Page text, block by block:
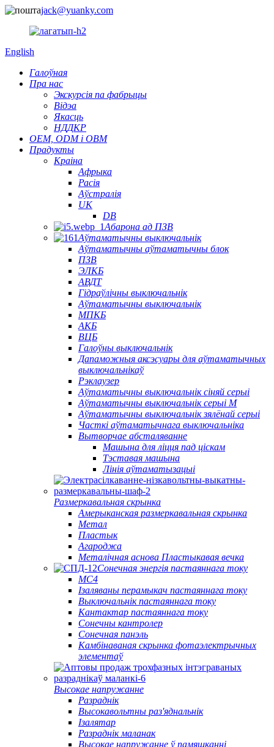
jack@yuanky.com
English
Галоўная
Пра нас
Экскурсія па фабрыцы
Відэа
Якасць
НДДКР
OEM, ODM і OBM
Прадукты
Краіна
Афрыка
Расія
Аўстралія
UK
DB
Абарона ад ПЗВ
Аўтаматычны выключальнік
Аўтаматычны аўтаматычны блок
ПЗВ
ЭЛКБ
АВДТ
Гідраўлічны выключальнік
Аўтаматычны выключальнік
МПКБ
АКБ
ВЦБ
Галоўны выключальнік
Дапаможныя аксэсуары для аўтаматычных
выключальнікаў
Рэклаузер
Аўтаматычны выключальнік сіняй серыі
Аўтаматычны выключальнік серыі M
Аўтаматычны выключальнік зялёнай серыі
Часткі аўтаматычнага выключальніка
Вытворчае абсталяванне
Машына для ліцця пад ціскам
Тэставая машына
Лінія аўтаматызацыі
Размеркавальная скрынка
Амерыканская размеркавальная скрынка
Метал
Пластык
Агароджа
Металічная аснова Пластыкавая вечка
Сонечная энергія пастаяннага току
МС4
Ізаляваны перамыкач пастаяннага току
Выключальнік пастаяннага току
Кантактар ​​пастаяннага току
Сонечны кантролер
Сонечная панэль
Камбінаваная скрынка фотаэлектрычных
элементаў
Высокае напружанне
Разраднік
Высокавольтны раз'яднальнік
Ізалятар
Разраднік маланак
Высокае напружанне ў памяшканні